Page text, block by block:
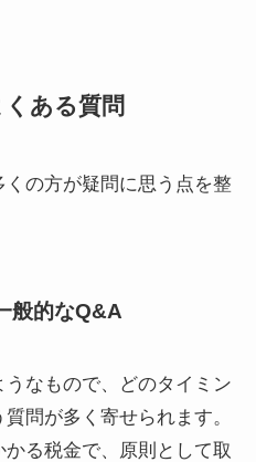
ある質問
の方が疑問に思う点を整
般的なQ&A
うなもので、どのタイミン
問が多く寄せられます。
る税金で、原則として取